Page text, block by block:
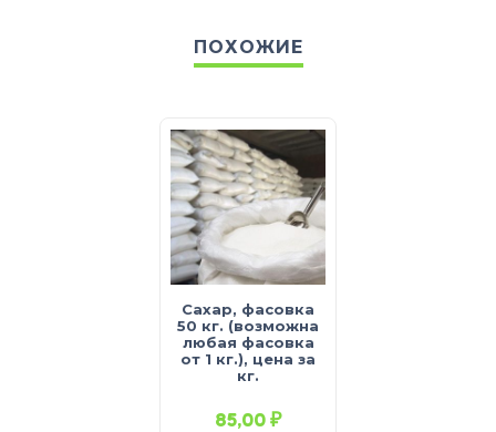
ПОХОЖИЕ
Сахар, фасовка
50 кг. (возможна
любая фасовка
от 1 кг.), цена за
кг.
85,00₽